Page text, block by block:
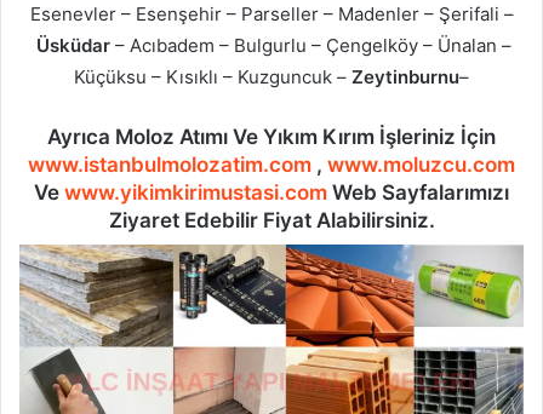
Esenevler – Esenşehir – Parseller – Madenler – Şerifali –
Üsküdar – Acıbadem – Bulgurlu – Çengelköy – Ünalan –
Küçüksu – Kısıklı – Kuzguncuk – Zeytinburnu–
Ayrıca Moloz Atımı Ve Yıkım Kırım İşleriniz İçin
www.istanbulmolozatim.com , www.moluzcu.com
Ve www.yikimkirimustasi.com Web Sayfalarımızı
Ziyaret Edebilir Fiyat Alabilirsiniz.